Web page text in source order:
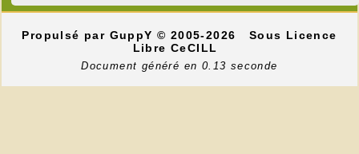
Propulsé par GuppY© 2005-2026
Sous Licence
Libre CeCILL
Document généré en 0.13 seconde